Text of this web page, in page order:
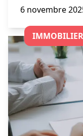
Fils, spécialiste
6 novembre
IMMOBILIER